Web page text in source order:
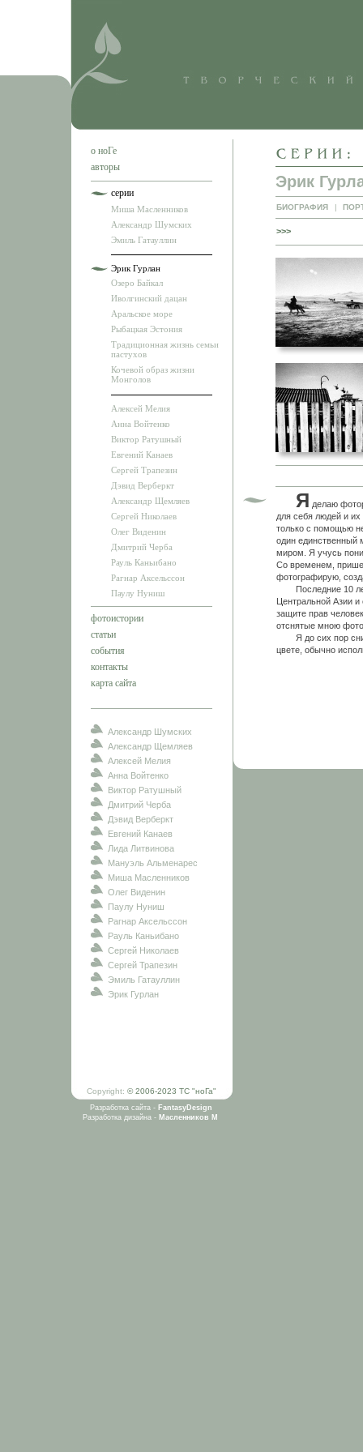
о ноГе
авторы
серии
Миша Масленников
Александр Шумских
Эмиль Гатауллин
Эрик Гурлан
Озеро Байкал
Иволгинский дацан
Аральское море
Рыбацкая Эстония
Традиционная жизнь семьи
пастухов
Кочевой образ жизни
Монголов
Алексей Мелия
Анна Войтенко
Виктор Ратушный
Евгений Канаев
Сергей Трапезин
Дэвид Верберкт
Александр Щемляев
Сергей Николаев
Олег Виденин
Дмитрий Черба
Рауль Каньибано
Рагнар Аксельссон
Паулу Нуниш
фотоистории
статьи
события
контакты
карта сайта
Александр Шумских
Александр Щемляев
Алексей Мелия
Анна Войтенко
Виктор Ратушный
Дмитрий Черба
Дэвид Верберкт
Евгений Канаев
Лида Литвинова
Мануэль Альменарес
Миша Масленников
Олег Виденин
Паулу Нуниш
Рагнар Аксельссон
Рауль Каньибано
Сергей Николаев
Сергей Трапезин
Эмиль Гатауллин
Эрик Гурлан
Copyright: © 2006-2023 ТС "ноГа"
Разработка сайта - FantasyDesign
Разработка дизайна - Масленников М
Эрик
БИОГРАФИЯ |
>>>
Я делаю
для себя людей и
только с помощью
один единственный
миром. Я учусь
Со временем,
фотографирую,
Последние 10 лет
Центральной Азии
защите прав
отснятые мною
Я до сих пор
цвете, обычно